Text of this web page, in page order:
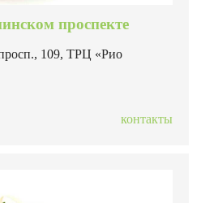
проспекте
109, ТРЦ «Рио
контакты